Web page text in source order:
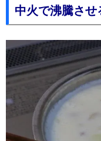
中火で沸騰さ